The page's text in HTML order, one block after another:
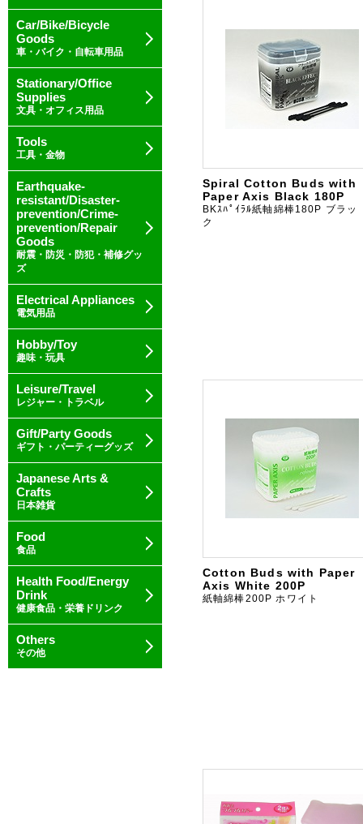
Car/Bike/Bicycle
Goods
車・バイク・自転車用品
Stationary/Office
Supplies
文具・オフィス用品
Tools
工具・金物
Earthquake-
resistant/Disaster-
prevention/Crime-
prevention/Repair
Goods
耐震・防災・防犯・補修グッ
ズ
Electrical Appliances
電気用品
Hobby/Toy
趣味・玩具
Leisure/Travel
レジャー・トラベル
Gift/Party Goods
ギフト・パーティーグッズ
Japanese Arts &
Crafts
日本雑貨
Food
食品
Health Food/Energy
Drink
健康食品・栄養ドリンク
Others
その他
Spiral Cotton Buds with
Paper Axis Black 180P
BKｽﾊﾟｲﾗﾙ紙軸綿棒180P ブラッ
ク
Cotton Buds with Paper
Axis White 200P
紙軸綿棒200P ホワイト